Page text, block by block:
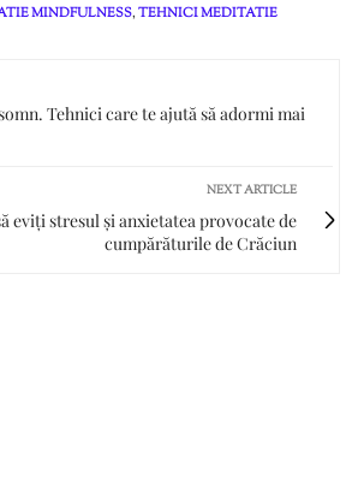
MINDFULNESS,TEHNICI MEDITATIE
Tehnici care te ajută să adormi mai
NEXT ARTICLE
eviți stresul și anxietatea provocate de
cumpărăturile de Crăciun